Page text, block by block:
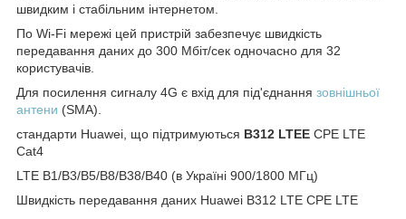
швидким і стабільним інтернетом.
По Wi-Fi мережі цей пристрій забезпечує швидкість
передавання даних до 300 Мбіт/сек одночасно для 32
користувачів.
Для посилення сигналу 4G є вхід для під'єднання зовнішньої
антени (SMA).
стандарти Huawei, що підтримуються B312 LTEE CPE LTE
Cat4
LTE B1/B3/B5/B8/B38/B40 (в Україні 900/1800 МГц)
Швидкість передавання даних Huawei B312 LTE CPE LTE